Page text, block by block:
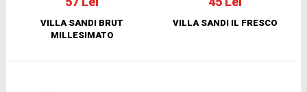
VILLA SANDI BRUT
MILLESIMATO
VILLA SANDI IL FRESCO